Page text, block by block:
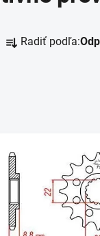
a
p
r
d
u
Radiť podľa: